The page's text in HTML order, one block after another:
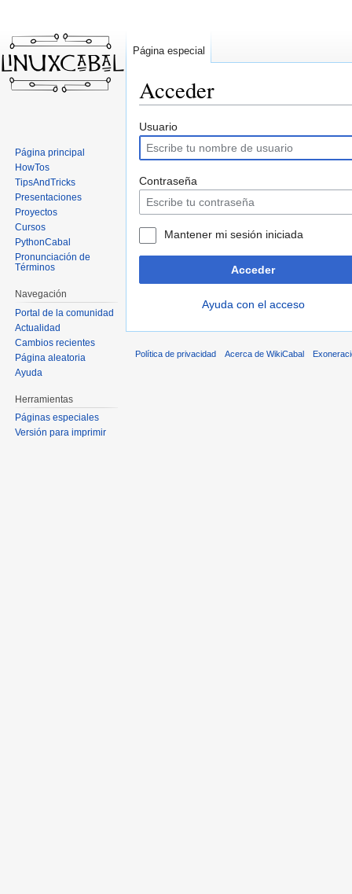
Acceder
Ir
la
navegación
Ir
la
búsqueda
Usuario
Contraseña
Mantener mi sesión iniciada
Acceder
Ayuda con el acceso
Página especial
Página principal
HowTos
TipsAndTricks
Presentaciones
Proyectos
Cursos
PythonCabal
Pronunciación de
Términos
Navegación
Portal de la comunidad
Actualidad
Cambios recientes
Página aleatoria
Ayuda
Herramientas
Páginas especiales
Versión para imprimir
Política de privacidad Acerca de WikiCabal